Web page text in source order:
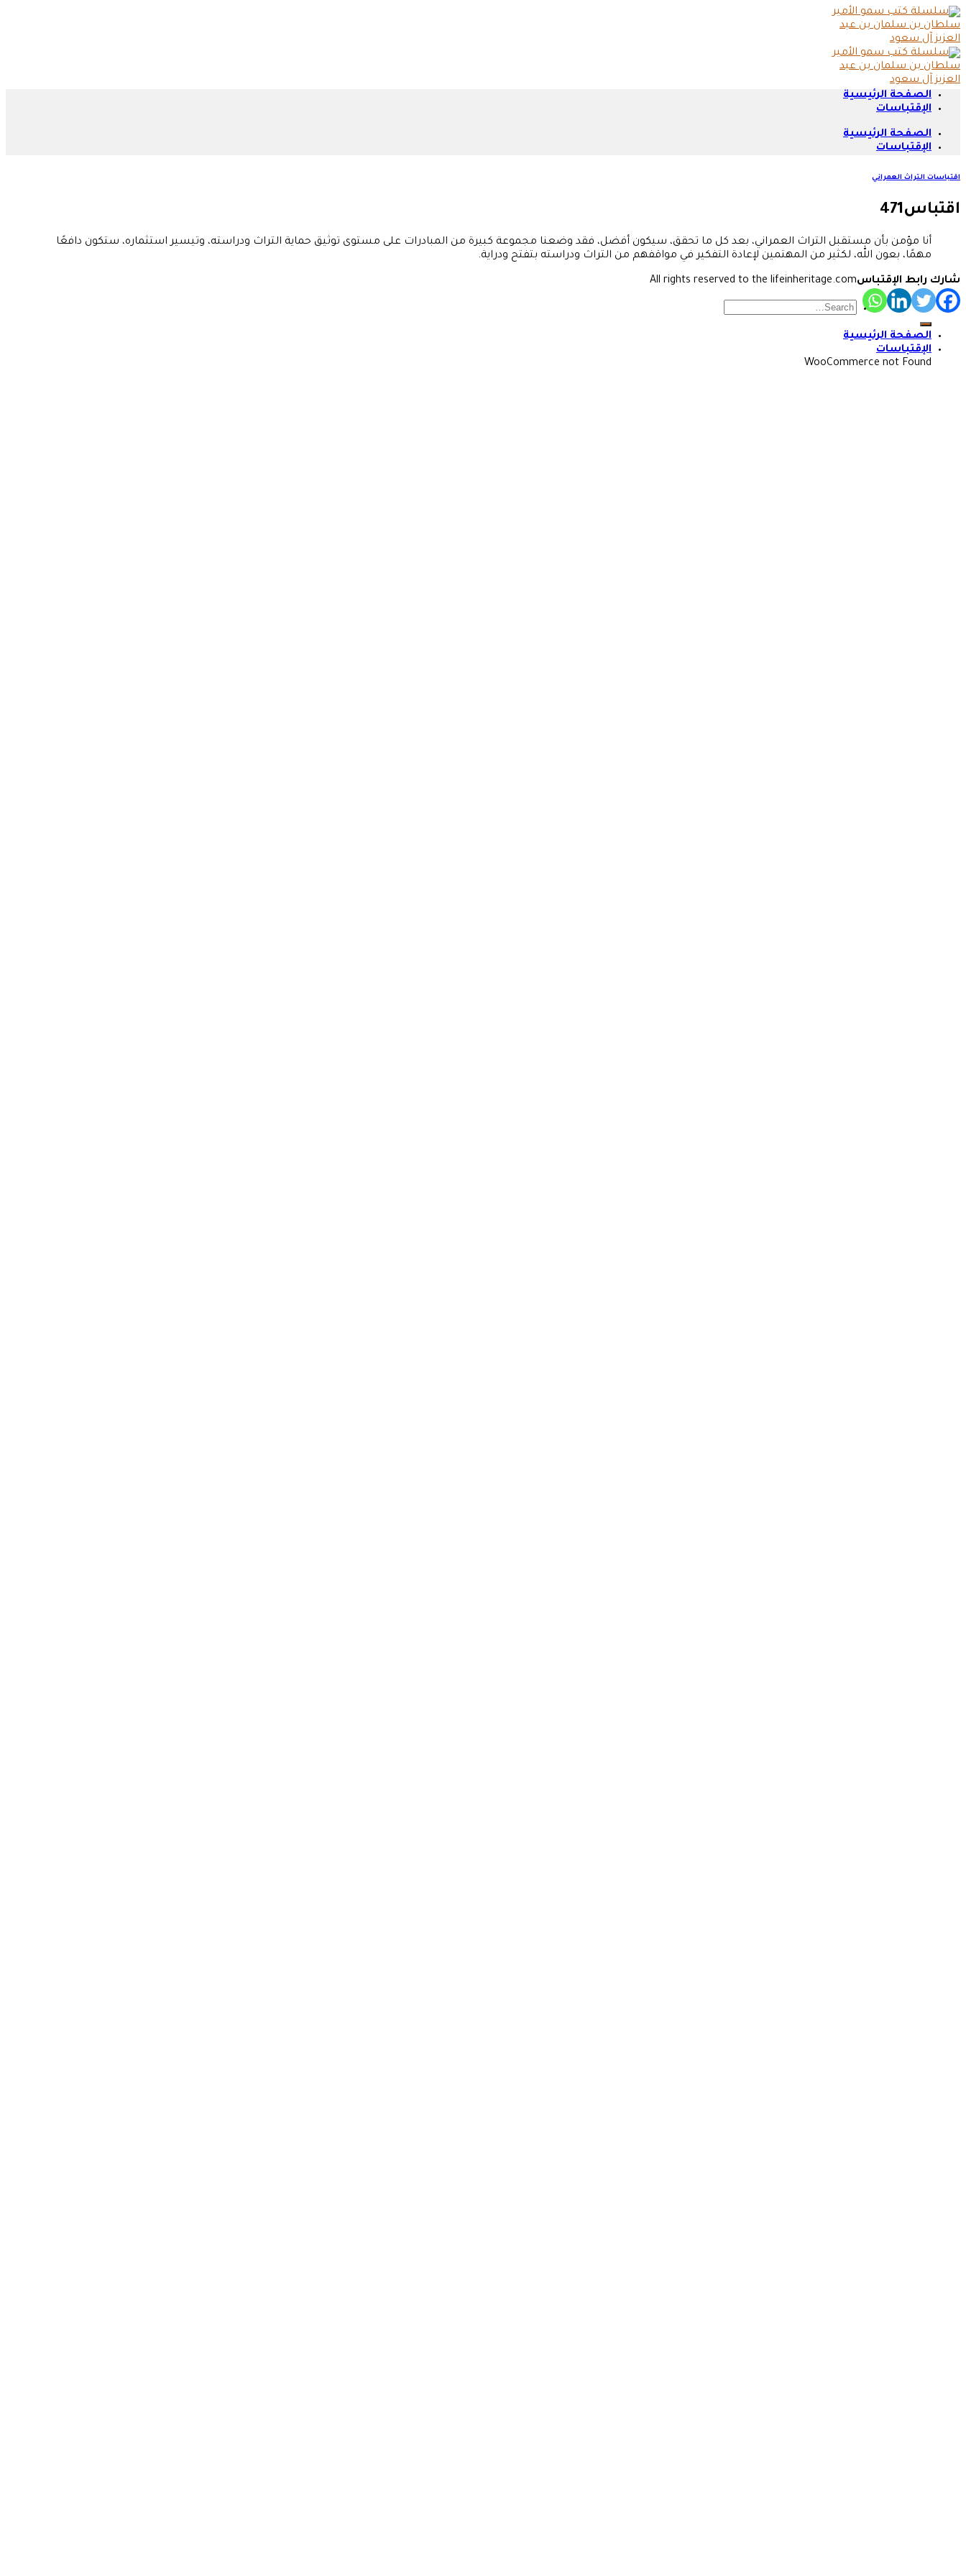
Skip
to
content
الصفحة الرئيسية
الإقتباسات
الصفحة الرئيسية
الإقتباسات
اقتباسات التراث العمراني
اقتباس471
أنا مؤمن بأن مستقبل التراث العمراني، بعد كل ما تحقق، سيكون أفضل، فقد وضعنا مجموعة كبيرة من المبادرات على مستوى توثيق حماية التراث ودراسته، وتيسير استثماره، ستكون دافعًا
مهمًا، بعون الله، لكثير من المهتمين لإعادة التفكير في مواقفهم من التراث ودراسته بتفتح ودراية.
شارك رابط الإقتباسAll rights reserved to the lifeinheritage.com
الصفحة الرئيسية
الإقتباسات
WooCommerce not Found